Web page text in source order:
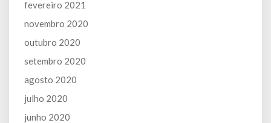
fevereiro 2021
novembro 2020
outubro 2020
setembro 2020
agosto 2020
julho 2020
junho 2020